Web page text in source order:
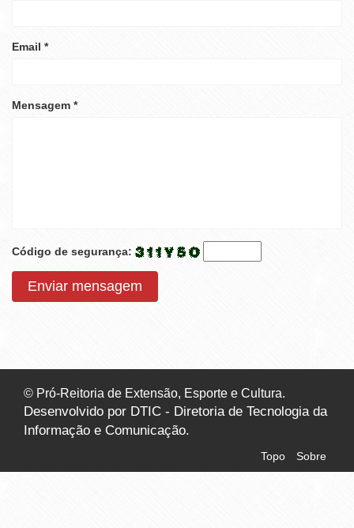
Email *
Mensagem *
Código de segurança:
Enviar mensagem
© Pró-Reitoria de Extensão, Esporte e Cultura.
Desenvolvido por DTIC - Diretoria de Tecnologia da
Informação e Comunicação.
Topo Sobre